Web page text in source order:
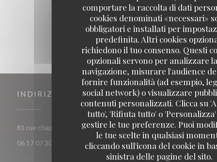
comportare la raccolta di dati
cookies denominati «necessari»
obbligatori e installati per
predefinita. Altri cookies
richiedono il tuo consenso. Questi
opzionali servono per analizzare
navigazione, misurare l'audience
fornire funzionalità (ad esempio,
social network) o visualizzare
contenuti personalizzati. Clicca su
tutto', 'Rifiuta tutto' o
gestire le tue preferenze. Puoi
le tue scelte in qualsiasi
cliccando sull'icona del cookie in
sinistra delle pagine del sito.
INDIRIZZO
81 rue chaptal 92300 Levallois-Perret ((apre una nuova finestra))
06 17 07 30 72